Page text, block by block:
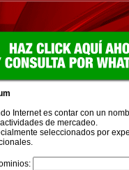
Internet es contar con un
de mercadeo.
seleccionados por